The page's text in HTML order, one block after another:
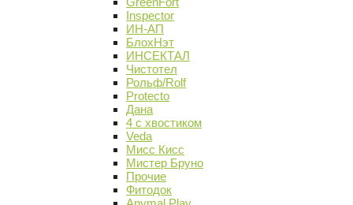
Inspector
ИН-АП
БлохНэт
ИНСЕКТАЛ
Чистотел
Рольф/Rolf
Protecto
Дана
4 с хвостиком
Veda
Мисс Кисс
Мистер Бруно
Прочие
Фитодок